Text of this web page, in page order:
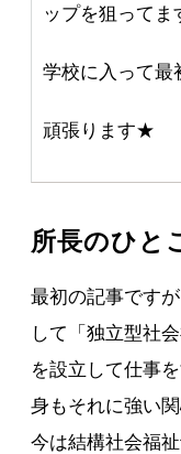
ップを狙ってま
学校に入って最
頑張ります★
所長のひと
最初の記事です
して「独立型社
を設立して仕事
身もそれに強い
今は結構社会福